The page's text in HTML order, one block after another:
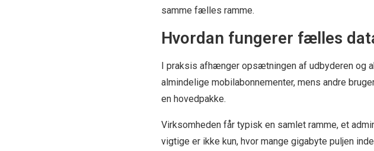
samme fælles ramme.
Hvordan fungerer fælles
I praksis afhænger opsætningen af udbyderen og
almindelige mobilabonnementer, mens andre
en hovedpakke.
Virksomheden får typisk en samlet ramme, et
vigtige er ikke kun, hvor mange gigabyte puljen